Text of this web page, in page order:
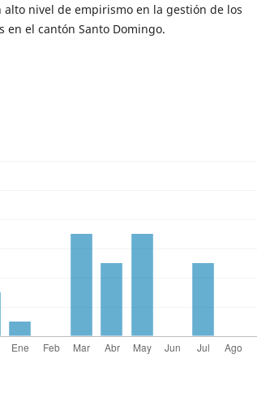
nivel de empirismo en la gestión de los
en el cantón Santo Domingo.